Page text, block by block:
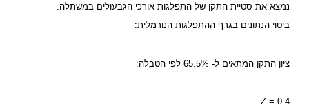
נמצא את סטיית התקן של התפלגות אורכי הגבעולים במשתלה.
ביטוי הנתונים בגרף ההתפלגות הנורמלית:
ציון התקן המתאים ל- 65.5% לפי הטבלה:
Z = 0.4